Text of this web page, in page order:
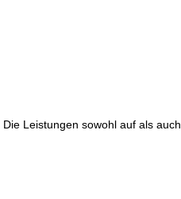
Leistungen sowohl auf als